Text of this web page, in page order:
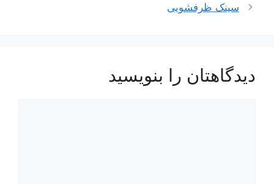
سینک ظرفشویی
دیدگاهتان را بنویسید